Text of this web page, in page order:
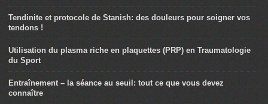
Tendinite et protocole de Stanish: des douleurs pour soigner vos
tendons !
Utilisation du plasma riche en plaquettes (PRP) en Traumatologie
du Sport
Entraînement – la séance au seuil: tout ce que vous devez
connaître